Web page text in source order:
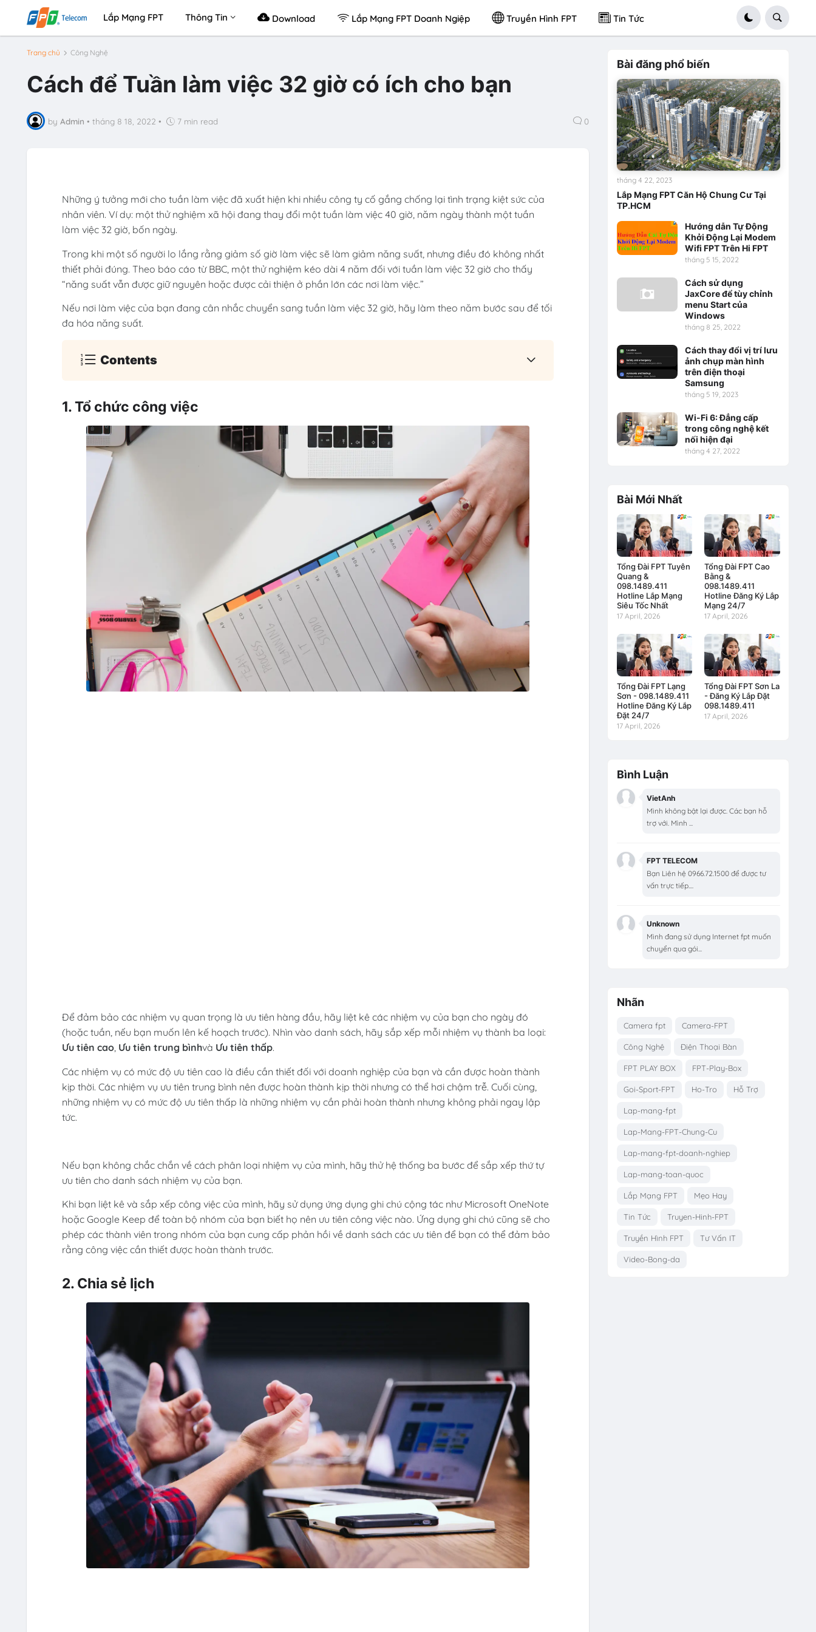
Lắp Mạng FPT Thông Tin Download Lắp Mạng FPT Doanh Ngiệp Truyền Hình FPT Tin Tức
Trang chủ Công Nghệ
Cách để Tuần làm việc 32 giờ có ích cho bạn
by Admin • tháng 8 18, 2022 • 7 min read 0
Những ý tưởng mới cho tuần làm việc đã xuất hiện khi nhiều công ty cố gắng chống lại tình trạng kiệt sức của
nhân viên. Ví dụ: một thử nghiệm xã hội đang thay đổi một tuần làm việc 40 giờ, năm ngày thành một tuần
làm việc 32 giờ, bốn ngày.
Trong khi một số người lo lắng rằng giảm số giờ làm việc sẽ làm giảm năng suất, nhưng điều đó không nhất
thiết phải đúng. Theo báo cáo từ BBC, một thử nghiệm kéo dài 4 năm đối với tuần làm việc 32 giờ cho thấy
“năng suất vẫn được giữ nguyên hoặc được cải thiện ở phần lớn các nơi làm việc.”
Nếu nơi làm việc của bạn đang cân nhắc chuyển sang tuần làm việc 32 giờ, hãy làm theo năm bước sau để tối
đa hóa năng suất.
Contents
1. Tổ chức công việc
Để đảm bảo các nhiệm vụ quan trọng là ưu tiên hàng đầu, hãy liệt kê các nhiệm vụ của bạn cho ngày đó
(hoặc tuần, nếu bạn muốn lên kế hoạch trước). Nhìn vào danh sách, hãy sắp xếp mỗi nhiệm vụ thành ba loại:
Ưu tiên cao, Ưu tiên trung bìnhvà Ưu tiên thấp.
Các nhiệm vụ có mức độ ưu tiên cao là điều cần thiết đối với doanh nghiệp của bạn và cần được hoàn thành
kịp thời. Các nhiệm vụ ưu tiên trung bình nên được hoàn thành kịp thời nhưng có thể hơi chậm trễ. Cuối cùng,
những nhiệm vụ có mức độ ưu tiên thấp là những nhiệm vụ cần phải hoàn thành nhưng không phải ngay lập
tức.
Nếu bạn không chắc chắn về cách phân loại nhiệm vụ của mình, hãy thử hệ thống ba bước để sắp xếp thứ tự
ưu tiên cho danh sách nhiệm vụ của bạn.
Khi bạn liệt kê và sắp xếp công việc của mình, hãy sử dụng ứng dụng ghi chú cộng tác như Microsoft OneNote
hoặc Google Keep để toàn bộ nhóm của bạn biết họ nên ưu tiên công việc nào. Ứng dụng ghi chú cũng sẽ cho
phép các thành viên trong nhóm của bạn cung cấp phản hồi về danh sách các ưu tiên để bạn có thể đảm bảo
rằng công việc cần thiết được hoàn thành trước.
2. Chia sẻ lịch
Bài đăng phổ biến
Lắp Mạng FPT Căn Hộ Chung Cư Tại
TP.HCM
tháng 4 22, 2023
Hướng dẫn Tự Động
Khởi Động Lại Modem
Wifi FPT Trên Hi FPT
tháng 5 15, 2022
Cách sử dụng
JaxCore để tùy chỉnh
menu Start của
Windows
tháng 8 25, 2022
Cách thay đổi vị trí lưu
ảnh chụp màn hình
trên điện thoại
Samsung
tháng 5 19, 2023
Wi-Fi 6: Đẳng cấp
trong công nghệ kết
nối hiện đại
tháng 4 27, 2022
Bài Mới Nhất
Tổng Đài FPT Tuyên
Quang &
098.1489.411
Hotline Lắp Mạng
Siêu Tốc Nhất
17 April, 2026
Tổng Đài FPT Cao
Bằng &
098.1489.411
Hotline Đăng Ký Lắp
Mạng 24/7
17 April, 2026
Tổng Đài FPT Lạng
Sơn - 098.1489.411
Hotline Đăng Ký Lắp
Đặt 24/7
17 April, 2026
Tổng Đài FPT Sơn La
- Đăng Ký Lắp Đặt
098.1489.411
17 April, 2026
Bình Luận
VietAnh
Mình không bật lại được. Các bạn hỗ
trợ với. Mình ...
FPT TELECOM
Bạn Liên hệ 0966.72.1500 để được tư
vấn trực tiếp....
Unknown
Mình đang sử dụng Internet fpt muốn
chuyển qua gói...
Nhãn
Camera fpt Camera-FPT
Công Nghệ Điện Thoại Bàn
FPT PLAY BOX FPT-Play-Box
Goi-Sport-FPT Ho-Tro Hỗ Trợ
Lap-mang-fpt
Lap-Mang-FPT-Chung-Cu
Lap-mang-fpt-doanh-nghiep
Lap-mang-toan-quoc
Lắp Mạng FPT Mẹo Hay
Tin Tức Truyen-Hinh-FPT
Truyền Hình FPT Tư Vấn IT
Video-Bong-da